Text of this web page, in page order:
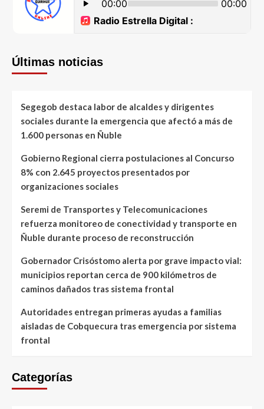
Últimas noticias
Segegob destaca labor de alcaldes y dirigentes
sociales durante la emergencia que afectó a más de
1.600 personas en Ñuble
Gobierno Regional cierra postulaciones al Concurso
8% con 2.645 proyectos presentados por
organizaciones sociales
Seremi de Transportes y Telecomunicaciones
refuerza monitoreo de conectividad y transporte en
Ñuble durante proceso de reconstrucción
Gobernador Crisóstomo alerta por grave impacto vial:
municipios reportan cerca de 900 kilómetros de
caminos dañados tras sistema frontal
Autoridades entregan primeras ayudas a familias
aisladas de Cobquecura tras emergencia por sistema
frontal
Categorías